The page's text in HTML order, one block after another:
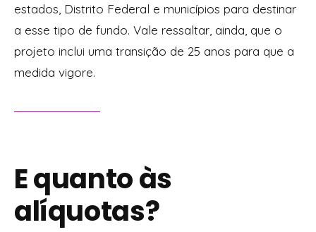
estados, Distrito Federal e municípios para destinar
a esse tipo de fundo. Vale ressaltar, ainda, que o
projeto inclui uma transição de 25 anos para que a
medida vigore.
E quanto às
alíquotas?